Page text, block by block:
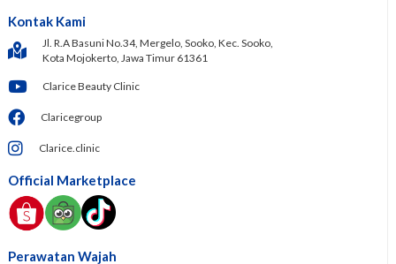
Kontak Kami
Jl. R.A Basuni No.34, Mergelo, Sooko, Kec. Sooko,
Kota Mojokerto, Jawa Timur 61361
Clarice Beauty Clinic
Claricegroup
Clarice.clinic
Official Marketplace
Perawatan Wajah